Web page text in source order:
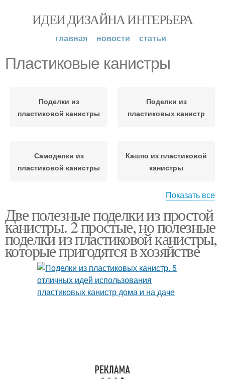
ИДЕИ ДИЗАЙНА ИНТЕРЬЕРА
главная новости статьи
Пластиковые канистры
Поделки из
пластиковой канистры
Поделки из
пластиковых канистр
Самоделки из
пластиковой канистры
Кашпо из пластиковой
канистры
пластиковой канистры
Поделки из канистр
Литровая канистра
Лайфхаки из
пластиковых канистр
Показать все
Две полезные поделки из простой
канистры. 2 простые, но полезные
поделки из пластиковой канистры,
которые пригодятся в хозяйстве